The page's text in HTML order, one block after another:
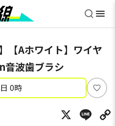
【Aホワイト】ワイヤ
波歯ブラシ
0時
い
ね
X